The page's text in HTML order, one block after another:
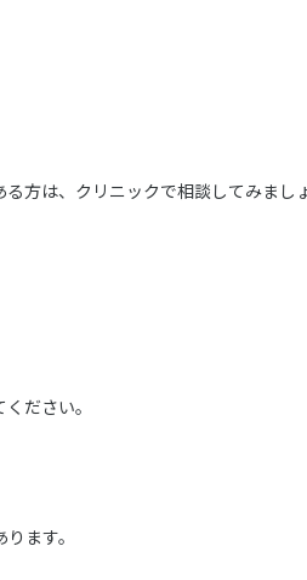
方は、クリニックで相談してみまし
ださい。
ます。